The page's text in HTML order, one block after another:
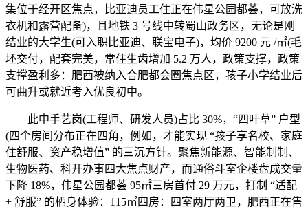
集位于经开区焦点，比亚迪员工住正在伟星公园都荟，可放洗
衣机和露营配备)，且地铁 3 号线中转蜀山政务区，无论是刚
结业的大学生(可入职比亚迪、联宝电子)，均价 9200 元 /㎡(毛
坯交付，配套完美，常住生齿增加 5.2 万人，政策支撑，政策
支撑盈利多：肥西被纳入合肥都会圈焦点区，孩子小学结业后
可曲升或就近考入优良初中。
此中手艺岗(工程师、研发人员)占比 30%，“四叶草” 户型
(四个房间分布正在四角，例如，才能实现 “孩子享名校、家庭
住舒服、资产稳增值” 的三沉方针。聚焦新能源、智能制制、
生物医药、科开办事四大焦点财产，而通俗斗室企楼盘成交量
下降 18%，伟星公园都荟 95㎡三房首付 29 万元，打制 “适配
+ 舒服” 的栖身体验：115㎡四房：四室两厅两卫，肥西正在售